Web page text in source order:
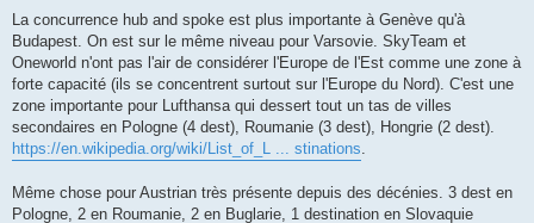
La concurrence hub and spoke est plus importante à Genève qu'à
Budapest. On est sur le même niveau pour Varsovie. SkyTeam et
Oneworld n'ont pas l'air de considérer l'Europe de l'Est comme une zone à
forte capacité (ils se concentrent surtout sur l'Europe du Nord). C'est une
zone importante pour Lufthansa qui dessert tout un tas de villes
secondaires en Pologne (4 dest), Roumanie (3 dest), Hongrie (2 dest).
https://en.wikipedia.org/wiki/List_of_L ... stinations.
Même chose pour Austrian très présente depuis des décénies. 3 dest en
Pologne, 2 en Roumanie, 2 en Buglarie, 1 destination en Slovaquie